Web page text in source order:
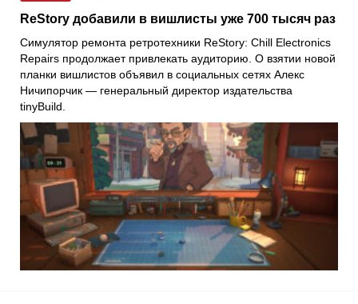
ReStory добавили в вишлисты уже 700 тысяч раз
Симулятор ремонта ретротехники ReStory: Chill Electronics
Repairs продолжает привлекать аудиторию. О взятии новой
планки вишлистов объявил в социальных сетях Алекс
Ничипорчик — генеральный директор издательства
tinyBuild.